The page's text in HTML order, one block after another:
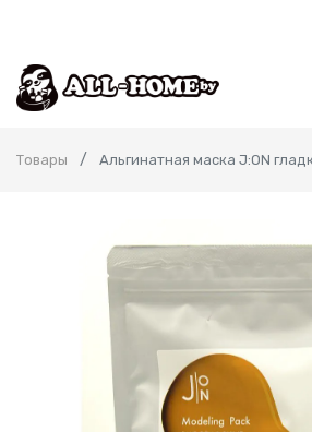
Товары Альгинатная маска J:ON